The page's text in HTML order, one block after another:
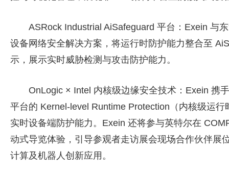
ASRock Industrial AiSafeguard 平台：Exein 与
设备网络安全解决方案，将运行时防护能力整合至
示，展示实时威胁检测与攻击防护能力。
OnLogic × Intel 内核级边缘安全技术：Exein 携
平台的 Kernel-level Runtime Protection（内核级运
实时设备端防护能力。Exein 还将参与英特尔在
动式导览体验，引导参观者走访展会现场合作伙伴展
计算及机器人创新应用。